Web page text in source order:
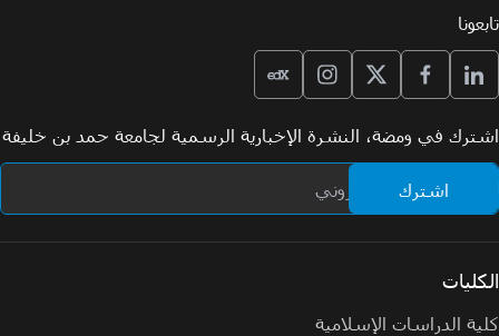
تابعونا
اشترك في ومضة، النشرة الإخبارية الرسمية لجامعة حمد بن خليفة
الكليات
كلية الدراسات الإسلامية